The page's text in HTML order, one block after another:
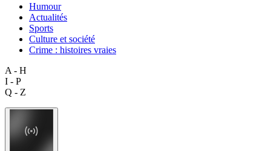
Humour
Actualités
Sports
Culture et société
Crime : histoires vraies
A - H
I - P
Q - Z